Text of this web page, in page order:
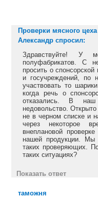
Проверки мясного цеха
Александр спросил:
Здравствуйте! У
полуфабрикатов. С
просить о
и госучреждений, по
участвовать то
когда речь о
отказались. В
недовольство.
не в черном списке и
через некоторое
внеплановой
нашей продукции. Мы
таких проверяющих.
таких ситуациях?
Показать ответ
таможня